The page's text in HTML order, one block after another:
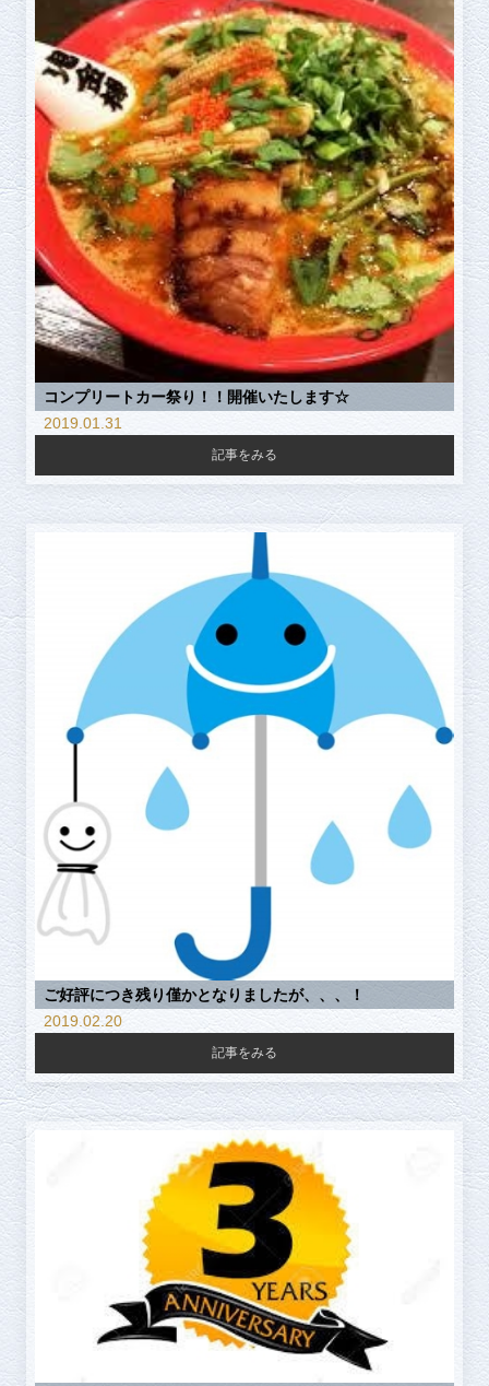
コンプリートカー祭り！！開催いたします☆
2019.01.31
記事をみる
ご好評につき残り僅かとなりましたが、、、！
2019.02.20
記事をみる